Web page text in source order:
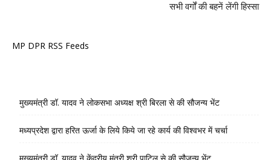
सभी वर्गों की बहनें लेंगी हिस्सा
MP DPR RSS Feeds
मुख्यमंत्री डॉ. यादव ने लोकसभा अध्यक्ष श्री बिरला से की सौजन्य भेंट
मध्यप्रदेश द्वारा हरित ऊर्जा के लिये किये जा रहे कार्य की विश्वभर में चर्चा